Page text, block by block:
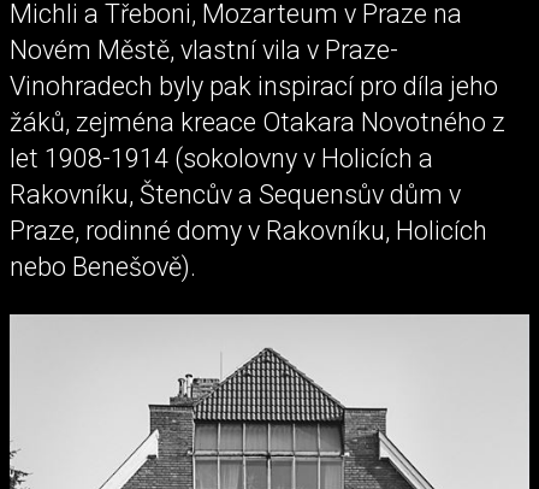
Michli a Třeboni, Mozarteum v Praze na
Novém Městě, vlastní vila v Praze-
Vinohradech byly pak inspirací pro díla jeho
žáků, zejména kreace Otakara Novotného z
let 1908-1914 (sokolovny v Holicích a
Rakovníku, Štencův a Sequensův dům v
Praze, rodinné domy v Rakovníku, Holicích
nebo Benešově).